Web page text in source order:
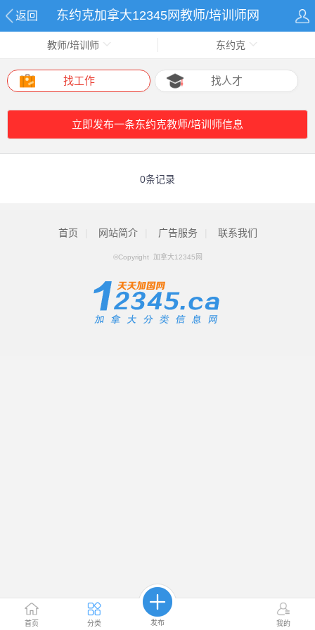
返回 东约克加拿大12345网教师/培训师网
首页 分类 发布 我的
教师/培训师 东约克
找工作 找人才
立即发布一条东约克教师/培训师信息
0条记录
首页 网站简介 广告服务 联系我们
©Copyright 加拿大12345网